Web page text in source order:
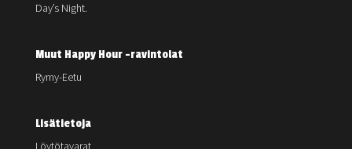
Day’s Night.
Muut Happy Hour -ravintolat
Rymy-Eetu
Lisätietoja